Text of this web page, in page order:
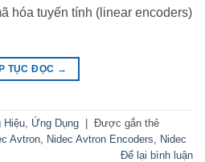
hóa tuyến tính (linear encoders)
TỤC ĐỌC →
Hiệu Ứng Dụng
Được gắn thẻ
Avtron Nidec Avtron Encoders
Nidec
Để lại bình luận